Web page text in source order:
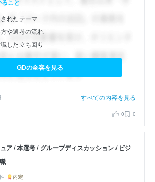
れたテーマ
や選考の流れ
した立ち回り
GDの全容を見る
すべての内容を見る
0 0
ア / 本選考 / グループディスカッション / ビジ
内定